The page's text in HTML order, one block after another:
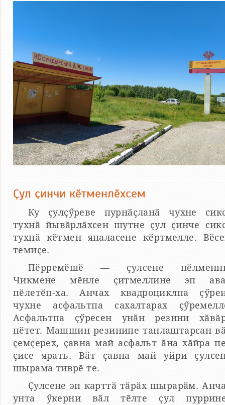
Ҫул ҫинчи кӗтменлӗхсем
Ку ҫулҫӳреве пурнӑҫланӑ чухне
тухнӑ йывӑрлӑхсен шутне ҫул ҫинче
тухнӑ кӗтмен япаласене кӗртмелле.
темиҫе.
Пӗрремӗшӗ — ҫулсене
Чикмене мӗнле ҫитмеллине эп
пӗлетӗп-ха. Анчах квадроциклпа
чухне асфальтпа сахалтарах
Асфальтпа ҫӳресен унӑн резини
пӗтет. Машшин резинипе танлаштарсан
ҫемҫерех, ҫавна май асфальт ӑна хӑйра
ҫисе ярать. Вӑт ҫавна май уйри
шырама тиврӗ те.
Ҫулсене эп карттӑ тӑрӑх шырарӑм.
унта ӳкерни вӑл тӗлте ҫул